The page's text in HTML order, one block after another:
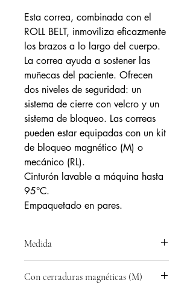
Esta correa, combinada con el
ROLL BELT, inmoviliza eficazmente
los brazos a lo largo del cuerpo.
La correa ayuda a sostener las
muñecas del paciente. Ofrecen
dos niveles de seguridad: un
sistema de cierre con velcro y un
sistema de bloqueo. Las correas
pueden estar equipadas con un kit
de bloqueo magnético (M) o
mecánico (RL).
Cinturón lavable a máquina hasta
95°C.
Empaquetado en pares.
Medida
14 a 22 cm
Con cerraduras magnéticas (M)